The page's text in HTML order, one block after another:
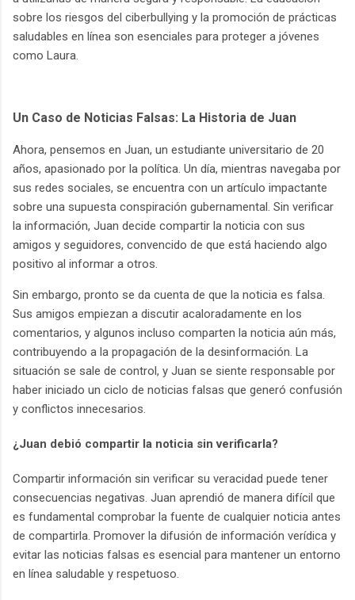
sobre los riesgos del ciberbullying y la promoción de prácticas
saludables en línea son esenciales para proteger a jóvenes
como Laura.
Un Caso de Noticias Falsas: La Historia de Juan
Ahora, pensemos en Juan, un estudiante universitario de 20
años, apasionado por la política. Un día, mientras navegaba por
sus redes sociales, se encuentra con un artículo impactante
sobre una supuesta conspiración gubernamental. Sin verificar
la información, Juan decide compartir la noticia con sus
amigos y seguidores, convencido de que está haciendo algo
positivo al informar a otros.
Sin embargo, pronto se da cuenta de que la noticia es falsa.
Sus amigos empiezan a discutir acaloradamente en los
comentarios, y algunos incluso comparten la noticia aún más,
contribuyendo a la propagación de la desinformación. La
situación se sale de control, y Juan se siente responsable por
haber iniciado un ciclo de noticias falsas que generó confusión
y conflictos innecesarios.
¿Juan debió compartir la noticia sin verificarla?
Compartir información sin verificar su veracidad puede tener
consecuencias negativas. Juan aprendió de manera difícil que
es fundamental comprobar la fuente de cualquier noticia antes
de compartirla. Promover la difusión de información verídica y
evitar las noticias falsas es esencial para mantener un entorno
en línea saludable y respetuoso.